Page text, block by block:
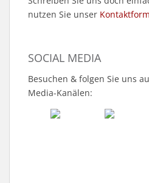
nutzen Sie unser
SOCIAL MEDIA
Besuchen & folgen Sie uns
Media-Kanälen: